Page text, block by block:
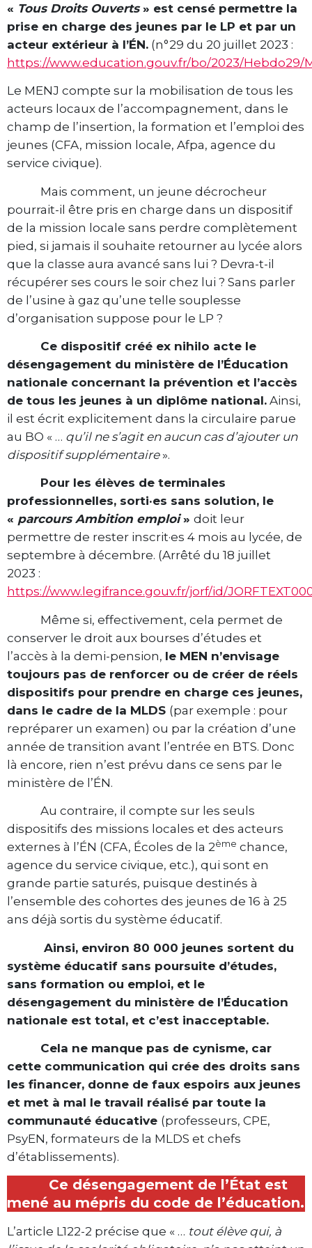
« Tous Droits Ouverts» est censé permettre la
prise en charge des jeunes par le LP et par un
acteur extérieur à l’ÉN. (n°29 du 20 juillet 2023 :
https://www.education.gouv.fr/bo/2023/Hebdo29/
Le MENJ compte sur la mobilisation de tous les
acteurs locaux de l’accompagnement, dans le
champ de l’insertion, la formation et l’emploi des
jeunes (CFA, mission locale, Afpa, agence du
service civique).
Mais comment, un jeune décrocheur
pourrait-il être pris en charge dans un dispositif
de la mission locale sans perdre complètement
pied, si jamais il souhaite retourner au lycée alors
que la classe aura avancé sans lui ? Devra-t-il
récupérer ses cours le soir chez lui ? Sans parler
de l’usine à gaz qu’une telle souplesse
d’organisation suppose pour le LP ?
Ce dispositif créé ex nihilo acte le
désengagement du ministère de l’Éducation
nationale concernant la prévention et l’accès
de tous les jeunes à un diplôme national. Ainsi,
il est écrit explicitement dans la circulaire parue
au BO « … qu’il ne s’agit en aucun cas d’ajouter un
dispositif supplémentaire».
Pour les élèves de terminales
professionnelles, sorti·es sans solution, le
« parcours Ambition emploi» doit leur
permettre de rester inscrit·es 4 mois au lycée, de
septembre à décembre. (Arrêté du 18 juillet
2023 :
https://www.legifrance.gouv.fr/jorf/id/
Même si, effectivement, cela permet de
conserver le droit aux bourses d’études et
l’accès à la demi-pension, le MEN n’envisage
toujours pas de renforcer ou de créer de réels
dispositifs pour prendre en charge ces jeunes,
dans le cadre de la MLDS (par exemple : pour
repréparer un examen) ou par la création d’une
année de transition avant l’entrée en BTS. Donc
là encore, rien n’est prévu dans ce sens par le
ministère de l’ÉN.
Au contraire, il compte sur les seuls
dispositifs des missions locales et des acteurs
externes à l’ÉN (CFA, Écoles de la 2ème chance,
agence du service civique, etc.), qui sont en
grande partie saturés, puisque destinés à
l’ensemble des cohortes des jeunes de 16 à 25
ans déjà sortis du système éducatif.
Ainsi, environ 80 000 jeunes sortent du
système éducatif sans poursuite d’études,
sans formation ou emploi, et le
désengagement du ministère de l’Éducation
nationale est total, et c’est inacceptable.
Cela ne manque pas de cynisme, car
cette communication qui crée des droits sans
les financer, donne de faux espoirs aux jeunes
et met à mal le travail réalisé par toute la
communauté éducative (professeurs, CPE,
PsyEN, formateurs de la MLDS et chefs
d’établissements).
Ce désengagement de l’État est
mené au mépris du code de l’éducation.
L’article L122-2 précise que « … tout élève qui, à